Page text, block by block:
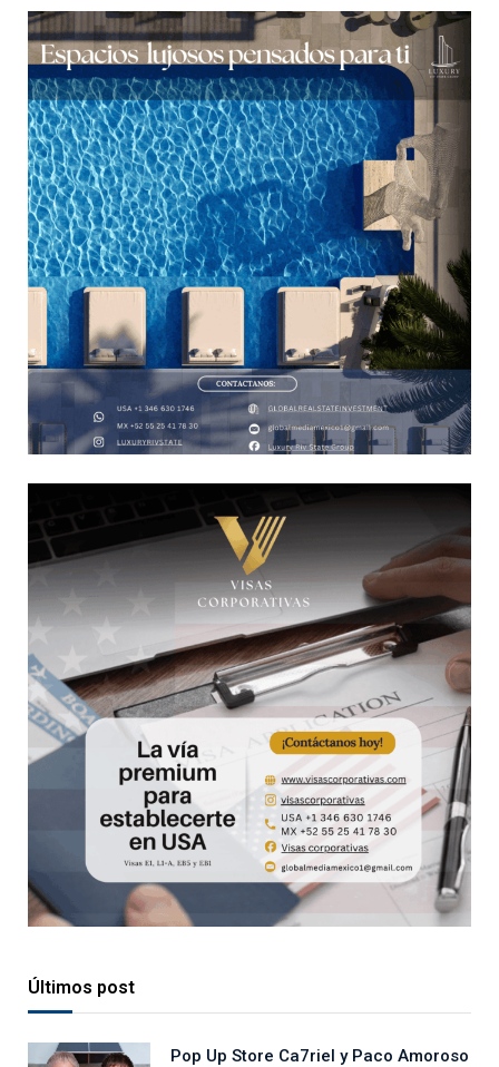
Últimos post
Pop Up Store Ca7riel y Paco Amoroso